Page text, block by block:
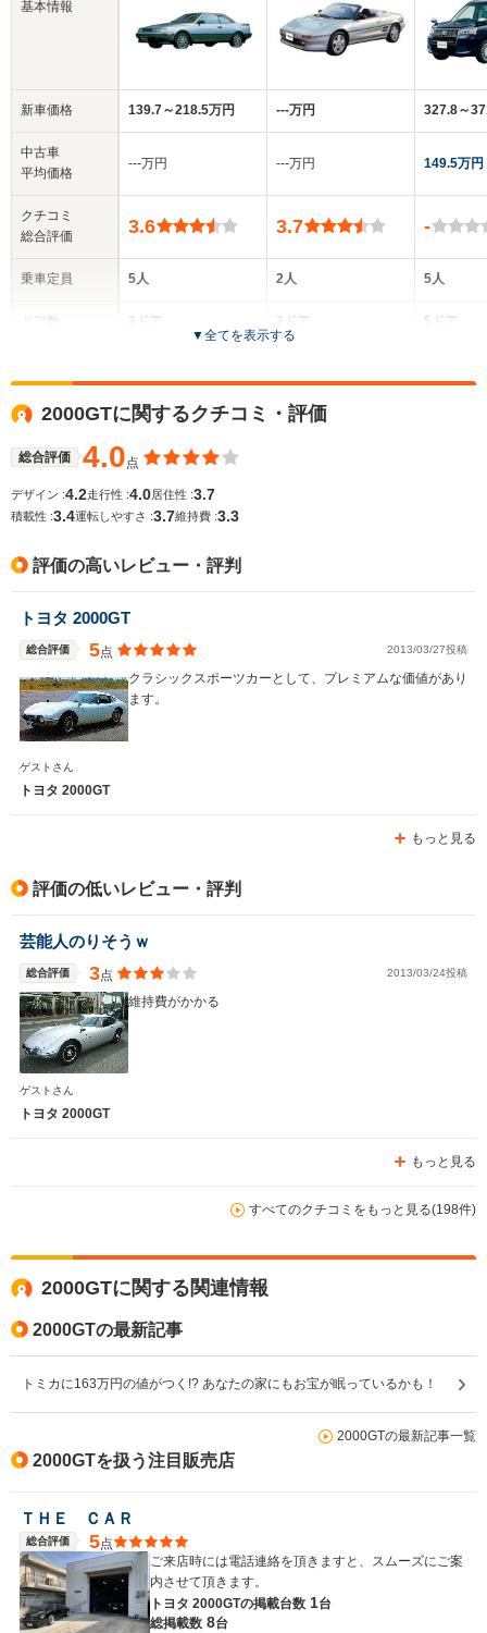
基本情報
新車価格
中古車
平均価格
クチコミ
総合評価
乗車定員
ドア数
サイズ
WLTCモード
燃費
駆動方式
139.7～218.5万円
‐‐‐万円
3.6
5人
2ドア
全高
1.69m
4.42m
FF
‐‐‐万円
‐‐‐万円
3.7
2人
2ドア
全高
327.8～
149.5万円
-
5人
5ドア
全
16.5～
1496cc
▼全てを表示する
2000GTに関するクチコミ・評価
総合評価 4.0点
デザイン :4.2走行性 :4.0居住性 :3.7
積載性 :3.4運転しやすさ :3.7維持費 :3.3
評価の高いレビュー・評判
トヨタ 2000GT
総合評価 5点 2013/03/27投稿
クラシックスポーツカーとして、プレミアムな価値があり
ます。
ゲストさん
トヨタ 2000GT
もっと見る
評価の低いレビュー・評判
芸能人のりそうｗ
総合評価 3点 2013/03/24投稿
維持費がかかる
ゲストさん
トヨタ 2000GT
もっと見る
すべてのクチコミをもっと見る(198件)
2000GTに関する関連情報
2000GTの最新記事
トミカに163万円の値がつく!? あなたの家にもお宝が眠っているかも！
2000GTの最新記事一覧
2000GTを扱う注目販売店
ＴＨＥ ＣＡＲ
総合評価 5点
ご来店時には電話連絡を頂きますと、スムーズにご案
内させて頂きます。
トヨタ 2000GTの掲載台数 1台
総掲載数 8台